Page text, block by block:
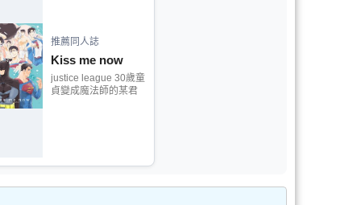
推薦同人誌
Kiss me now
justice league 30歲童
貞變成魔法師的某君